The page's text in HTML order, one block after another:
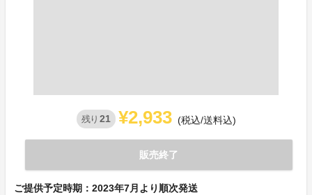
残り 21 ¥2,933 (税込/送料込)
販売終了
ご提供予定時期：2023年7月より順次発送